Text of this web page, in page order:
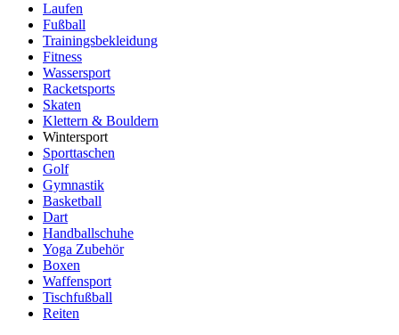
Laufen
Fußball
Trainingsbekleidung
Fitness
Wassersport
Racketsports
Skaten
Klettern & Bouldern
Wintersport
Sporttaschen
Golf
Gymnastik
Basketball
Dart
Handballschuhe
Yoga Zubehör
Boxen
Waffensport
Tischfußball
Reiten